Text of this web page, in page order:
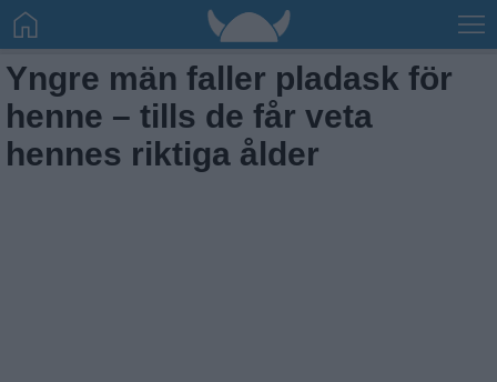
Yngre män faller pladask för
henne – tills de får veta
hennes riktiga ålder